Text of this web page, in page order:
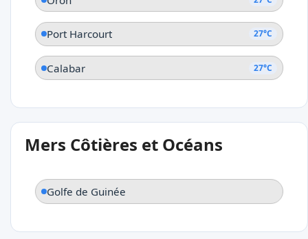
Port Harcourt 27°C
Calabar 27°C
Mers Côtières et Océans
Golfe de Guinée